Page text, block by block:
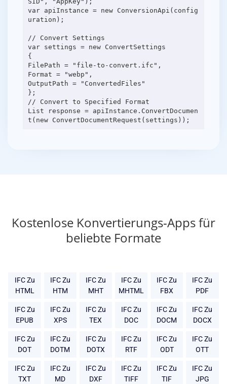
var apiInstance = new ConversionApi(config
uration);
// Convert Settings
var settings = new ConvertSettings
{
FilePath = "file-to-convert.ifc",
Format = "webp",
OutputPath = "ConvertedFiles"
};
// Convert to Specified Format
List response = apiInstance.ConvertDocumen
Kostenlose Konvertierungs-Apps für
beliebte Formate
IFC Zu
HTML
IFC Zu
HTM
IFC Zu
MHT
IFC Zu
MHTML
IFC Zu
FBX
IFC Zu
PDF
IFC Zu
EPUB
IFC Zu
XPS
IFC Zu
TEX
IFC Zu
DOC
IFC Zu
DOCM
IFC Zu
DOCX
IFC Zu
DOT
IFC Zu
DOTM
IFC Zu
DOTX
IFC Zu
RTF
IFC Zu
ODT
IFC Zu
OTT
IFC Zu
TXT
IFC Zu
MD
IFC Zu
DXF
IFC Zu
TIFF
IFC Zu
TIF
IFC Zu
JPG